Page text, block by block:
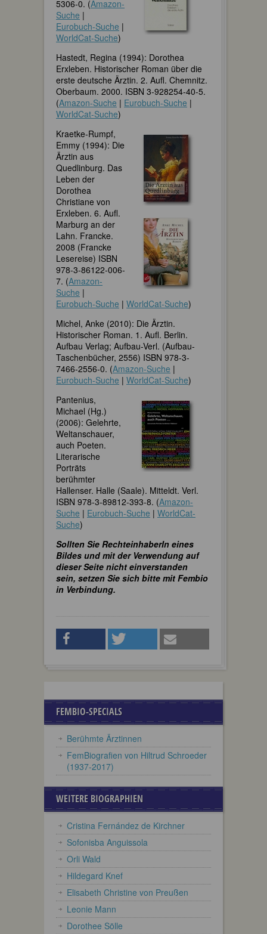
5306-0. (Amazon-
Suche |
Eurobuch-Suche |
WorldCat-Suche)
Hastedt, Regina (1994): Dorothea
Erxleben. Historischer Roman über die
erste deutsche Ärztin. 2. Aufl. Chemnitz.
Oberbaum. 2000. ISBN 3-928254-40-5.
(Amazon-Suche | Eurobuch-Suche |
WorldCat-Suche)
Kraetke-Rumpf,
Emmy (1994): Die
Ärztin aus
Quedlinburg. Das
Leben der
Dorothea
Christiane von
Erxleben. 6. Aufl.
Marburg an der
Lahn. Francke.
2008 (Francke
Lesereise) ISBN
978-3-86122-006-
7. (Amazon-
Suche |
Eurobuch-Suche | WorldCat-Suche)
Michel, Anke (2010): Die Ärztin.
Historischer Roman. 1. Aufl. Berlin.
Aufbau Verlag; Aufbau-Verl. (Aufbau-
Taschenbücher, 2556) ISBN 978-3-
7466-2556-0. (Amazon-Suche |
Eurobuch-Suche | WorldCat-Suche)
Pantenius,
Michael (Hg.)
(2006): Gelehrte,
Weltanschauer,
auch Poeten.
Literarische
Porträts
berühmter
Hallenser. Halle (Saale). Mitteldt. Verl.
ISBN 978-3-89812-393-8. (Amazon-
Suche | Eurobuch-Suche | WorldCat-
Suche)
Sollten Sie RechteinhaberIn eines
Bildes und mit der Verwendung auf
dieser Seite nicht einverstanden
sein, setzen Sie sich bitte mit Fembio
in Verbindung.
FEMBIO-SPECIALS
Berühmte Ärztinnen
FemBiografien von Hiltrud Schroeder
(1937-2017)
WEITERE BIOGRAPHIEN
Cristina Fernández de Kirchner
Sofonisba Anguissola
Orli Wald
Hildegard Knef
Elisabeth Christine von Preußen
Leonie Mann
Dorothee Sölle